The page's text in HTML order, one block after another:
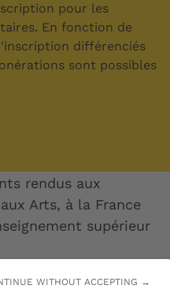
WITHOUT ACCEPTING →
pour les
En fonction de
différenciés
sont possibles
Causa est l’une des
décernées par
d’honorer « des
rendus aux
Arts, à la France
supérieur